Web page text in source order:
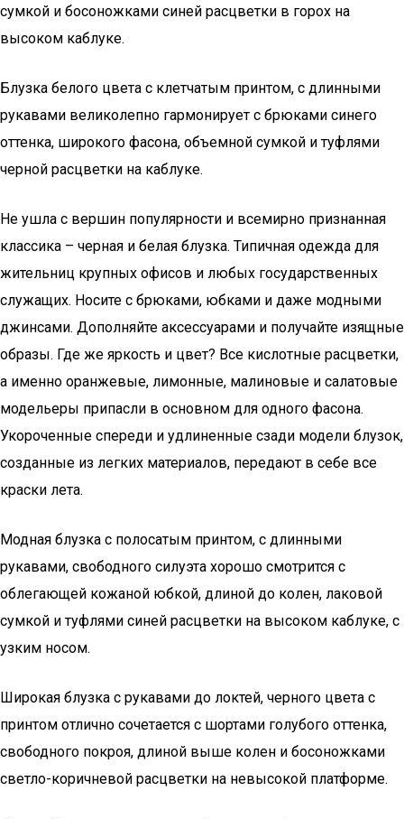
сумкой и босоножками синей расцветки в горох на
высоком каблуке.
Блузка белого цвета с клетчатым принтом, с длинными
рукавами великолепно гармонирует с брюками синего
оттенка, широкого фасона, объемной сумкой и туфлями
черной расцветки на каблуке.
Не ушла с вершин популярности и всемирно признанная
классика – черная и белая блузка. Типичная одежда для
жительниц крупных офисов и любых государственных
служащих. Носите с брюками, юбками и даже модными
джинсами. Дополняйте аксессуарами и получайте изящные
образы. Где же яркость и цвет? Все кислотные расцветки,
а именно оранжевые, лимонные, малиновые и салатовые
модельеры припасли в основном для одного фасона.
Укороченные спереди и удлиненные сзади модели блузок,
созданные из легких материалов, передают в себе все
краски лета.
Модная блузка с полосатым принтом, с длинными
рукавами, свободного силуэта хорошо смотрится с
облегающей кожаной юбкой, длиной до колен, лаковой
сумкой и туфлями синей расцветки на высоком каблуке, с
узким носом.
Широкая блузка с рукавами до локтей, черного цвета с
принтом отлично сочетается с шортами голубого оттенка,
свободного покроя, длиной выше колен и босоножками
светло-коричневой расцветки на невысокой платформе.